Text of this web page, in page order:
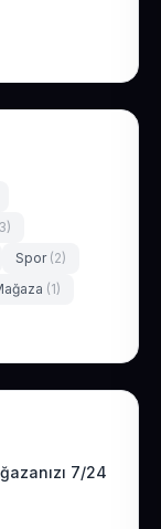
Spor (2)
(1)
7/24